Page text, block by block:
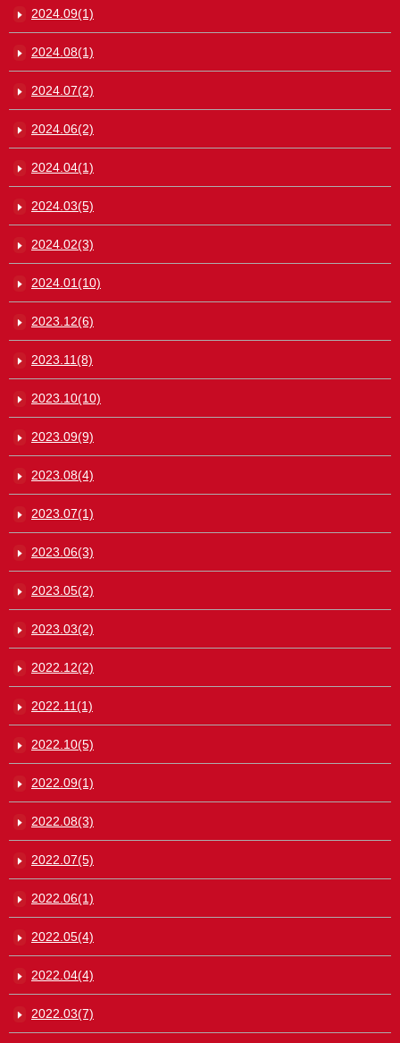
2024.09(1)
2024.08(1)
2024.07(2)
2024.06(2)
2024.04(1)
2024.03(5)
2024.02(3)
2024.01(10)
2023.12(6)
2023.11(8)
2023.10(10)
2023.09(9)
2023.08(4)
2023.07(1)
2023.06(3)
2023.05(2)
2023.03(2)
2022.12(2)
2022.11(1)
2022.10(5)
2022.09(1)
2022.08(3)
2022.07(5)
2022.06(1)
2022.05(4)
2022.04(4)
2022.03(7)